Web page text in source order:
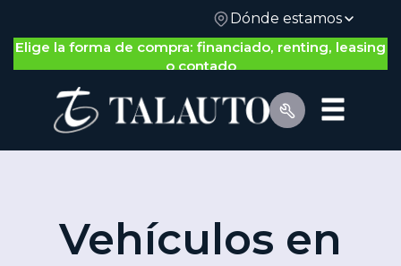
Dónde estamos
Elige la forma de compra: financiado, renting, leasing
o contado
Vehículos en